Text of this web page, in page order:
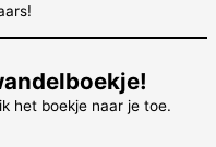
het boekje naar je toe.